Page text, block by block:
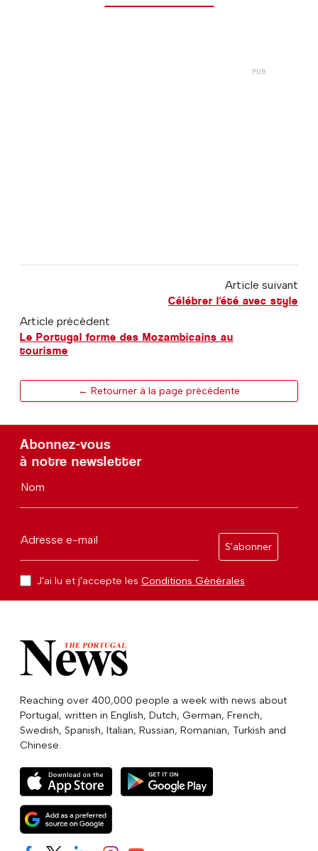
Article suivant
Célébrer l'été avec style
Article précédent
Le Portugal forme des Mozambicains au
tourisme
← Retourner à la page précédente
Abonnez-vous
à notre newsletter
Nom
Adresse e-mail
S'abonner
J'ai lu et j'accepte les Conditions Générales
Reaching over 400,000 people a week with news about
Portugal, written in English, Dutch, German, French,
Swedish, Spanish, Italian, Russian, Romanian, Turkish and
Chinese.